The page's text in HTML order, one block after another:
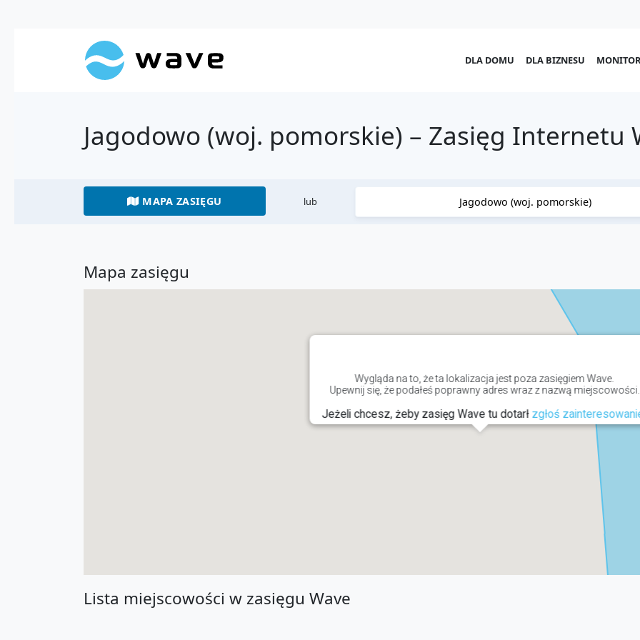
DLA DOMU DLA BIZNESU
Jagodowo (woj. pomorskie) – Zasięg Internetu
MAPA ZASIĘGU lub
Mapa zasięgu
Wygląda na to, że ta lokalizacja jest poza zasięgiem Wave.
Upewnij się, że podałeś poprawny adres wraz z nazwą miejscowości.
Jeżeli chcesz, żeby zasięg Wave tu dotarł zgłoś
Lista miejscowości w zasięgu Wave